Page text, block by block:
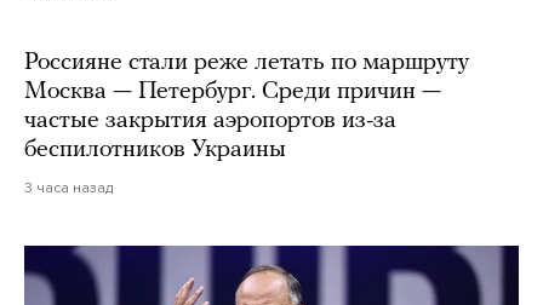
Россияне стали реже летать по маршруту
Москва — Петербург. Среди причин —
частые закрытия аэропортов из-за
беспилотников Украины
3 часа назад